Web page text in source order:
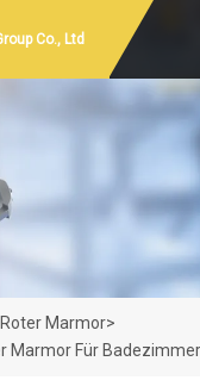
Co., Ltd
Roter Marmor>
Marmor Für